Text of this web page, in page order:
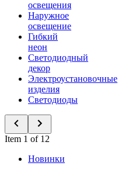
освещения
Наружное
освещение
Гибкий
неон
Светодиодный
декор
Электроустановочные
изделия
Светодиоды
Item 1 of 12
Новинки